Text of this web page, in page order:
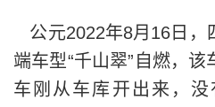
公元2022年8月16日，
端车型“千山翠”自燃，
车刚从车库开出来，